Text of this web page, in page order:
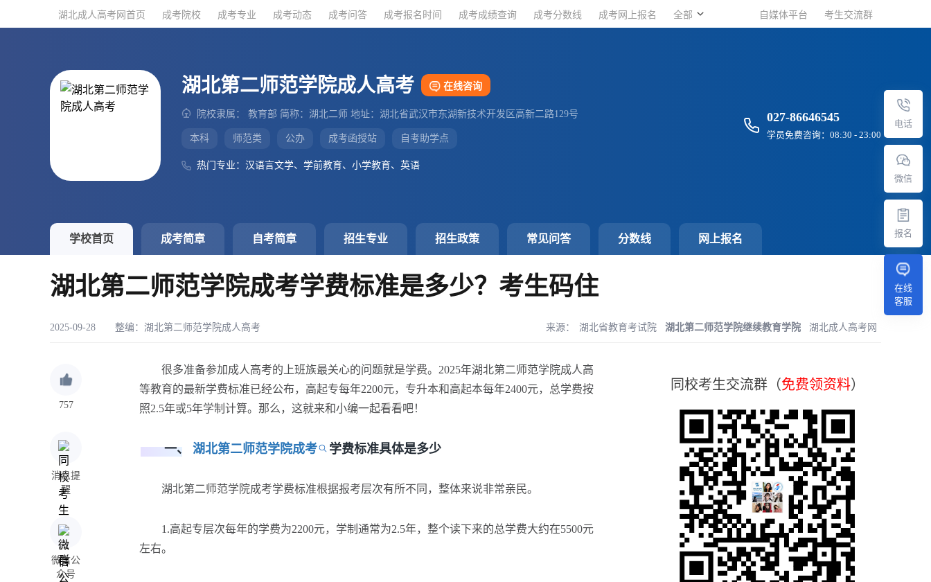
湖北成人高考网首页 成考院校 成考专业 成考动态 成考问答 成考报名时间 成考成绩查询 成考分数线 成考网上报名 全部 自媒体平台 考生交流群
湖北第二师范学院成人高考 在线咨询
院校隶属： 教育部 简称：湖北二师 地址：湖北省武汉市东湖新技术开发区高新二路129号
本科 师范类 公办 成考函授站 自考助学点
热门专业：汉语言文学、学前教育、小学教育、英语
027-86646545
学员免费咨询：08:30 - 23:00
学校首页 成考简章 自考简章 招生专业 招生政策 常见问答 分数线 网上报名
电话
微信
报名
在线
客服
湖北第二师范学院成考学费标准是多少？考生码住
2025-09-28 整编： 湖北第二师范学院成人高考 来源： 湖北省教育考试院 湖北第二师范学院继续教育学院 湖北成人高考网
757
消息提
醒
微信公
众号
很多准备参加成人高考的上班族最关心的问题就是学费。2025年湖北第二师范学院成人高
等教育的最新学费标准已经公布，高起专每年2200元，专升本和高起本每年2400元，总学费按
照2.5年或5年学制计算。那么，这就来和小编一起看看吧！
一、 湖北第二师范学院成考 学费标准具体是多少
湖北第二师范学院成考学费标准根据报考层次有所不同，整体来说非常亲民。
1.高起专层次每年的学费为2200元，学制通常为2.5年，整个读下来的总学费大约在5500元
左右。
同校考生交流群（免费领资料）
湖北成人高考网首页 成考院校 成考专业 成考动态 成考问答 成考报名时间 成考成绩查询 成考分数线 成考网上报名 全部 自媒体平台 考生交流群